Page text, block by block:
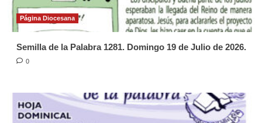
Página Diocesana
Semilla de la Palabra 1281. Domingo 19 de Julio de 2026.
0